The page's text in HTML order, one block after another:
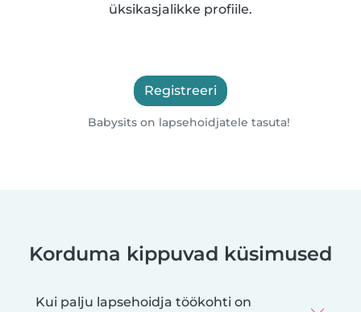
üksikasjalikke profiile.
Registreeri
Babysits on lapsehoidjatele tasuta!
Korduma kippuvad küsimused
Kui palju lapsehoidja töökohti on